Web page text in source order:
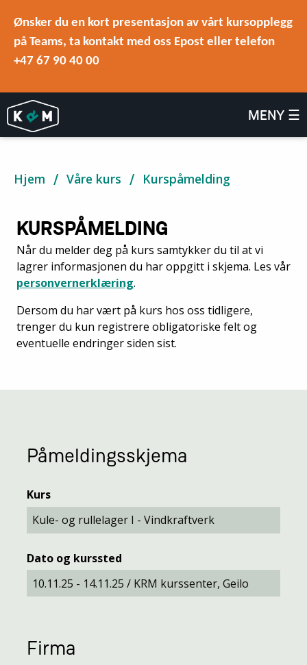
Ønsker du en kort presentasjon av vårt kursopplegg
på Teams, ta kontakt med oss Epost eller telefon
+47 67 90 40 00
MENY ☰
Hjem Våre kurs Kurspåmelding
KURSPÅMELDING
Når du melder deg på kurs samtykker du til at vi
lagrer informasjonen du har oppgitt i skjema. Les vår
personvernerklæring.
Dersom du har vært på kurs hos oss tidligere,
trenger du kun registrere obligatoriske felt og
eventuelle endringer siden sist.
Påmeldingsskjema
Kurs
Dato og kurssted
Firma